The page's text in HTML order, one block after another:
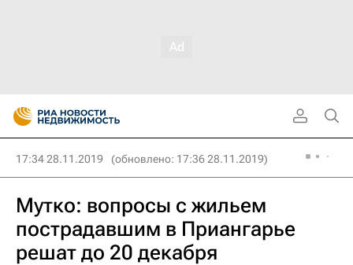
17:34 28.11.2019 (обновлено: 17:36 28.11.2019)
Мутко: вопросы с жильем
пострадавшим в Приангарье
решат до 20 декабря